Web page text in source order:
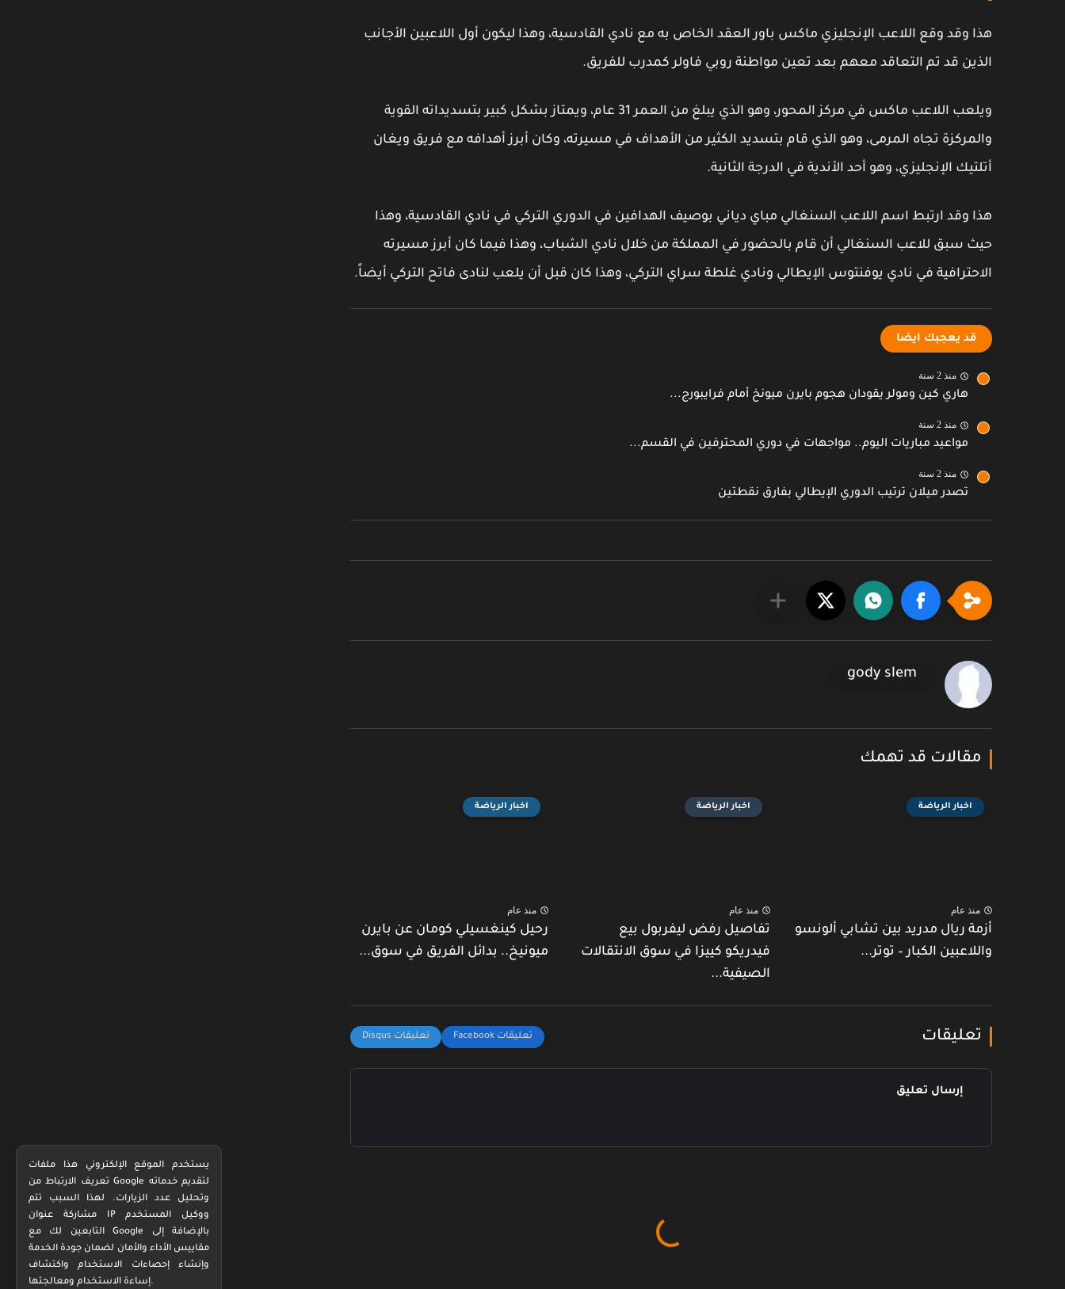
هذا وقد وقع اللاعب الإنجليزي ماكس باور العقد الخاص به مع نادي القادسية، وهذا ليكون أول اللاعبين الأجانب
الذين قد تم التعاقد معهم بعد تعين مواطنة روبي فاولر كمدرب للفريق.
ويلعب اللاعب ماكس في مركز المحور، وهو الذي يبلغ من العمر 31 عام، ويمتاز بشكل كبير بتسديداته القوية
والمركزة تجاه المرمى، وهو الذي قام بتسديد الكثير من الأهداف في مسيرته، وكان أبرز أهدافه مع فريق ويغان
أتلتيك الإنجليزي، وهو أحد الأندية في الدرجة الثانية.
هذا وقد ارتبط اسم اللاعب السنغالي مباي دياني بوصيف الهدافين في الدوري التركي في نادي القادسية، وهذا
حيث سبق للاعب السنغالي أن قام بالحضور في المملكة من خلال نادي الشباب، وهذا فيما كان أبرز مسيرته
الاحترافية في نادي يوفنتوس الإيطالي ونادي غلطة سراي التركي، وهذا كان قبل أن يلعب لنادى فاتح التركي أيضاً.
قد يعجبك ايضا
منذ 2 سنة
هاري كين ومولر يقودان هجوم بايرن ميونخ أمام فرايبورج...
منذ 2 سنة
مواعيد مباريات اليوم.. مواجهات في دوري المحترفين في القسم...
منذ 2 سنة
تصدر ميلان ترتيب الدوري الإيطالي بفارق نقطتين
gody slem
مقالات قد تهمك
اخبار الرياضة
منذ عام
أزمة ريال مدريد بين تشابي ألونسو
واللاعبين الكبار – توتر...
اخبار الرياضة
منذ عام
تفاصيل رفض ليفربول بيع
فيدريكو كييزا في سوق الانتقالات
الصيفية...
اخبار الرياضة
منذ عام
رحيل كينغسيلي كومان عن بايرن
ميونيخ.. بدائل الفريق في سوق...
تعليقات
إرسال تعليق
يستخدم الموقع الإلكتروني هذا ملفات
تعريف الارتباط من Google لتقديم خدماته
وتحليل عدد الزيارات. لهذا السبب تتم
مشاركة عنوان IP ووكيل المستخدم
التابعين لك مع Google بالإضافة إلى
مقاييس الأداء والأمان لضمان جودة الخدمة
وإنشاء إحصاءات الاستخدام واكتشاف
إساءة الاستخدام ومعالجتها.